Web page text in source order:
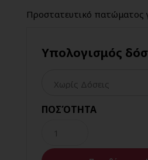
Προστατευτικό πατώματος
Υπολογισμός
ΠΟΣΌΤΗΤΑ